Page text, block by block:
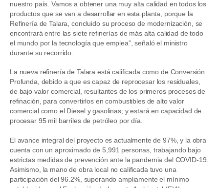
nuestro país. Vamos a obtener una muy alta calidad en todos los
productos que se van a desarrollar en esta planta, porque la
Refinería de Talara, concluido su proceso de modernización, se
encontrará entre las siete refinerías de más alta calidad de todo
el mundo por la tecnología que emplea”, señaló el ministro
durante su recorrido.
La nueva refinería de Talara está calificada como de Conversión
Profunda, debido a que es capaz de reprocesar los residuales,
de bajo valor comercial, resultantes de los primeros procesos de
refinación, para convertirlos en combustibles de alto valor
comercial como el Diesel y gasolinas; y estará en capacidad de
procesar 95 mil barriles de petróleo por día.
El avance integral del proyecto es actualmente de 97%, y la obra
cuenta con un aproximado de 5,991 personas, trabajando bajo
estrictas medidas de prevención ante la pandemia del COVID-19.
Asimismo, la mano de obra local no calificada tuvo una
participación del 96.2%, superando ampliamente el mínimo